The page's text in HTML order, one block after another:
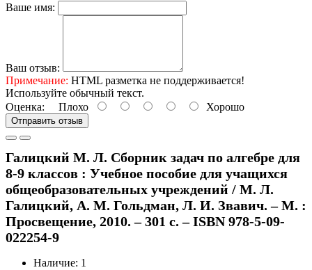
Ваше имя:
Ваш отзыв:
Примечание: HTML разметка не поддерживается!
Используйте обычный текст.
Оценка: Плохо Хорошо
Отправить отзыв
Галицкий М. Л. Сборник задач по алгебре для
8-9 классов : Учебное пособие для учащихся
общеобразовательных учреждений / М. Л.
Галицкий, А. М. Гольдман, Л. И. Звавич. – М. :
Просвещение, 2010. – 301 с. – ISBN 978-5-09-
022254-9
Наличие: 1